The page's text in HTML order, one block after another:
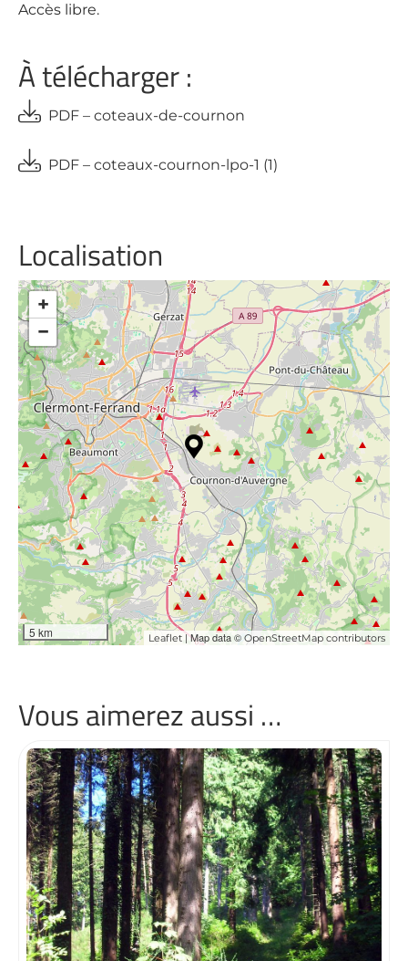
Accès libre.
À télécharger :
PDF – coteaux-de-cournon
PDF – coteaux-cournon-lpo-1 (1)
Localisation
+
−
5 km Leaflet| Map data © OpenStreetMap contributors
Vous aimerez aussi …